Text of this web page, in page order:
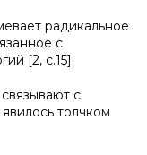
радикальное
с
[2, с.15].
с
толчком